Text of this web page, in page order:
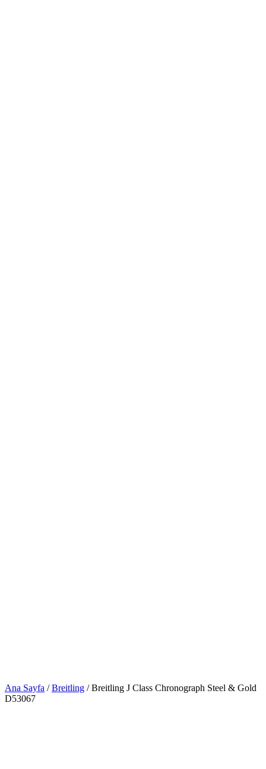
Ana Sayfa /Breitling / Breitling J Class Chronograph Steel & Gold
D53067